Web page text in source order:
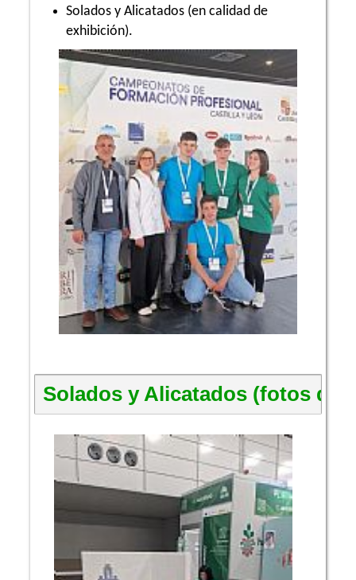
Solados y Alicatados (en calidad de
exhibición).